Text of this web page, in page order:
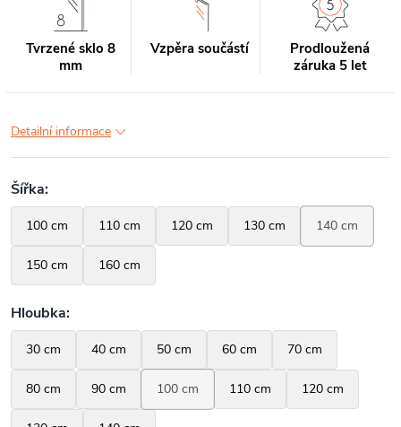
Tvrzené sklo 8
mm
Vzpěra součástí
Prodloužená
záruka 5 let
Detailní informace